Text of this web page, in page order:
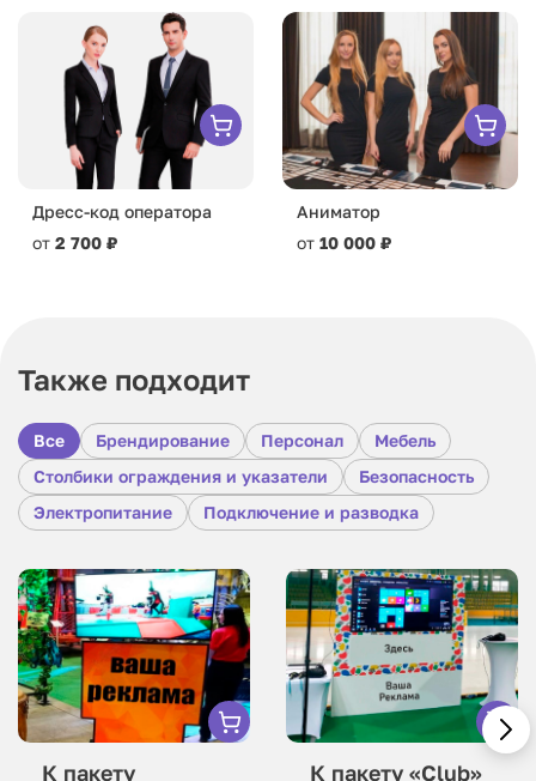
Дресс-код оператора
от 2 700 ₽
Аниматор
от 10 000 ₽
Также подходит
Все Брендирование Персонал
Мебель
Столбики ограждения и указатели
Безопасность
Электропитание
Подключение и разводка
К пакету К пакету «Club»